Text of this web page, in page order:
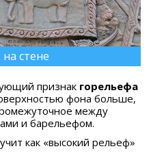
стене
признак горельефа
фона больше,
между
и барельефом.
как «высокий рельеф»